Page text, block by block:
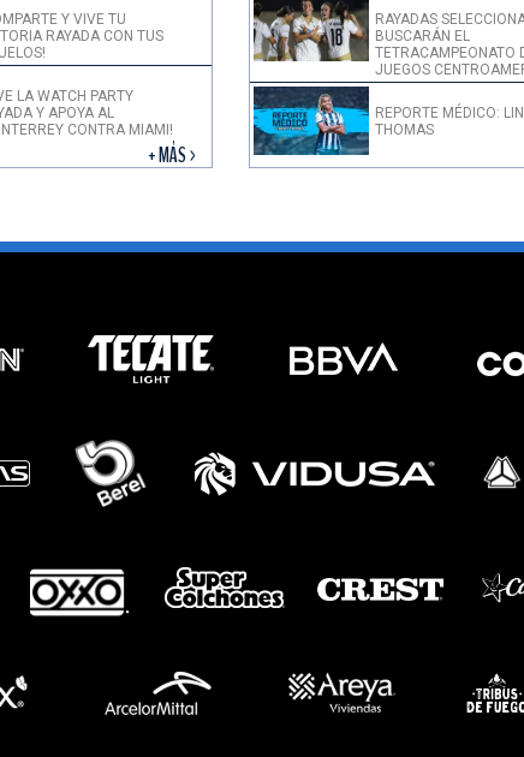
Y VIVE TU
RAYADA CON TUS
LA WATCH PARTY
Y APOYA AL
CONTRA MIAMI!
+ MÁS >
RAYADAS
BUSCARÁN EL
TETRACAMPEONATO
JUEGOS
REPORTE MÉDICO:
THOMAS